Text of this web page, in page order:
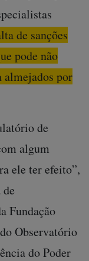
de sanções
pode não
almejados por
de
algum
ele ter efeito”,
Fundação
Observatório
do Poder